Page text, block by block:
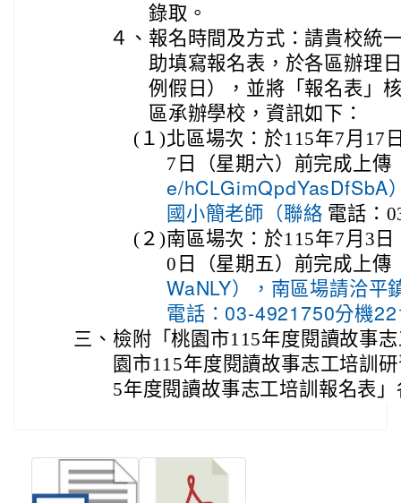
錄取。
４、 報名時間及方式：請貴校統
助填寫報名表，於各區辦理
例假日），並將「報名表」
區承辦學校，資訊如下：
(１)北區場次：於115年7月17
7日（星期六）前完成上傳
e/hCLGimQpdYasDfSbA
國小簡老師（聯絡 電話：
(２)南區場次：於115年7月3
0日（星期五）前完成上傳
WaNLY），南區場請洽平
電話：03-4921750分機
三、 檢附「桃園市115年度閱讀故事
園市115年度閱讀故事志工培訓
5年度閱讀故事志工培訓報名表